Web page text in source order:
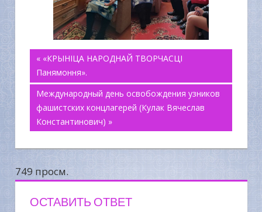
Навигация
по
записям
« «КРЫНIЦА НАРОДНАЙ ТВОРЧАСЦI
Панямоння».
Международный день освобождения узников
фашистских концлагерей (Кулак Вячеслав
Константинович) »
749 просм.
ОСТАВИТЬ ОТВЕТ